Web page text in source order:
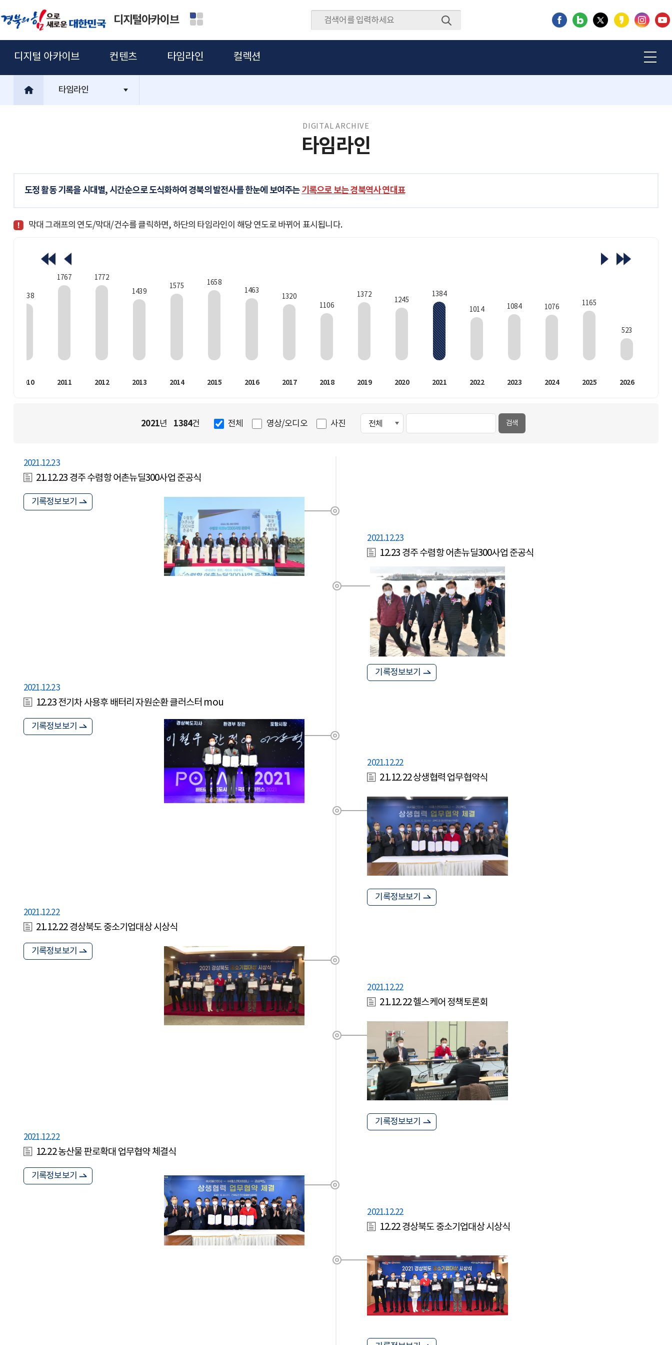
디지털아카이브
디지털 아카이브 컨텐츠 타임라인 컬렉션
타임라인
DIGITAL ARCHIVE
타임라인
도정 활동 기록을 시대별, 시간순으로 도식화하여 경북의 발전사를 한눈에 보여주는기록으로 보는 경북역사 연대표
막대 그래프의 연도/막대/건수를 클릭하면, 하단의 타임라인이 해당 연도로 바뀌어 표시됩니다.
1338
2010
1767
2011
1772
2012
1439
2013
1575
2014
1658
2015
1463
2016
1320
2017
1106
2018
1372
2019
1245
2020
1384
2021
1014
2022
1084
2023
1076
2024
1165
2025
523
2026
2021년 1384건 전체 영상/오디오 사진 검색
2021.12.23
21.12.23 경주 수렴항 어촌뉴딜300사업 준공식
기록정보보기
2021.12.23
12.23 경주 수렴항 어촌뉴딜300사업 준공식
기록정보보기
2021.12.23
12.23 전기차 사용후 배터리 자원순환 클러스터 mou
기록정보보기
2021.12.22
21.12.22 상생협력 업무협약식
기록정보보기
2021.12.22
21.12.22 경상북도 중소기업대상 시상식
기록정보보기
2021.12.22
21.12.22 헬스케어 정책토론회
기록정보보기
2021.12.22
12.22 농산물 판로확대 업무협약 체결식
기록정보보기
2021.12.22
12.22 경상북도 중소기업대상 시상식